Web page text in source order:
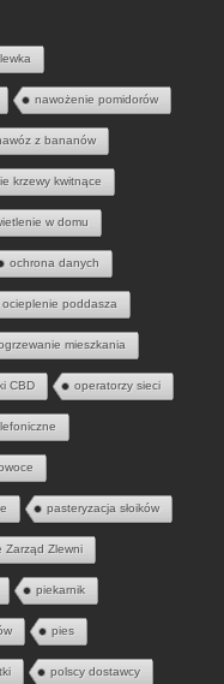
nawożenie pomidorów
z bananów
krzewy kwitnące
w domu
ochrona danych
ocieplenie poddasza
mieszkania
CBD operatorzy sieci
pasteryzacja słoików
Zarząd Zlewni
piekarnik
pies
polscy dostawcy